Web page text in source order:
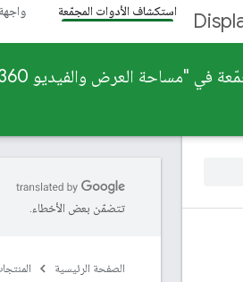
استكشاف الأدوات المجمّعة
في "مساحة العرض والفيديو 360"
تتضمّن بعض الأخطاء.
الصفحة الرئيسية